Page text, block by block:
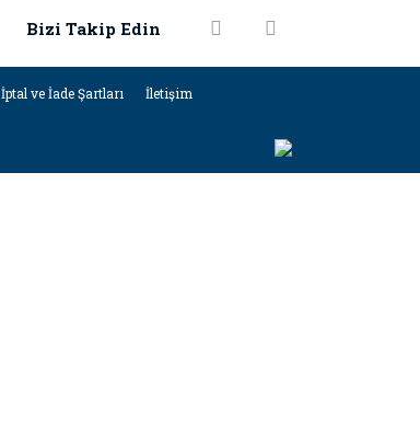
Bizi Takip Edin
İptal ve İade Şartları İletişim